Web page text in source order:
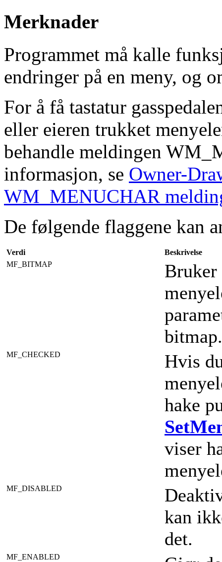
Merknader
Programmet må kalle
endringer på en meny, og
For å få tastatur
eller eieren trukket
behandle meldingen
informasjon, se Owner-
WM_MENUCHAR
De følgende flaggene kan
Verdi
Beskrivelse
MF_BITMAP
bitmap.
MF_CHECKED
Hvis
hake
viser
MF_DISABLED
kan
det.
MF_ENABLED